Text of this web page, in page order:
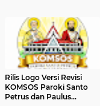
Rilis Logo Versi Revisi
KOMSOS Paroki Santo
Petrus dan Paulus